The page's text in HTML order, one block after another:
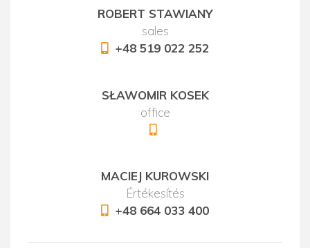
ROBERT STAWIANY
sales
+48 519 022 252
SŁAWOMIR KOSEK
office
MACIEJ KUROWSKI
Értékesítés
+48 664 033 400